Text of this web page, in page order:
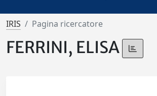
IRIS Pagina ricercatore
FERRINI, ELISA